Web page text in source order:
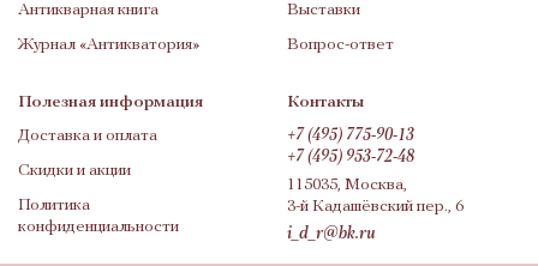
Антикварная книга
Журнал «Антикватория»
Выставки
Вопрос-ответ
Полезная информация
Доставка и оплата
Скидки и акции
Политика
конфиденциальности
Контакты
+7 (495) 775-90-13
+7 (495) 953-72-48
115035, Москва,
3-й Кадашёвский пер., 6
i_d_r@bk.ru